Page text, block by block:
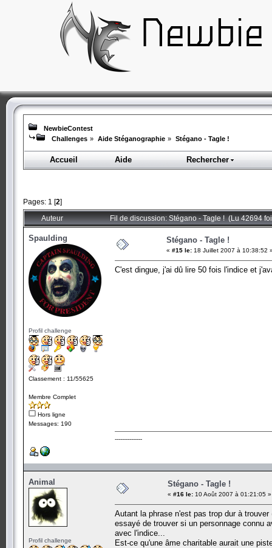
NewbieContest
Challenges » Aide Stéganographie » Stégano - Tagle !
Accueil Aide Rechercher
Pages: 1 [2]
Auteur Fil de discussion: Stégano - Tagle ! (Lu 42694
Spaulding
Profil challenge
Classement : 11/55625
Membre Complet
Hors ligne
Messages: 190
Stégano - Tagle !
« #15 le: 18 Juillet 2007 à 10:38:52
C'est dingue, j'ai dû lire 50 fois l'indice et
---------------
Animal
Profil challenge
Stégano - Tagle !
« #16 le: 10 Août 2007 à 01:21:05 »
Autant la phrase n'est pas trop dur à
essayé de trouver si un personnage connu
avec l'indice...
Est-ce qu'une âme charitable aurait une